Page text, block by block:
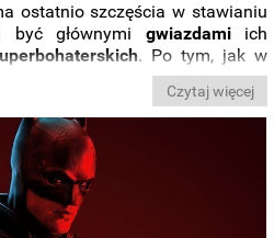
ostatnio szczęścia w stawianiu
być głównymi gwiazdamiich
. Po tym, jak w
Ezra Miller, teraz
Barry Keoghan, który ma
Czytaj więcej